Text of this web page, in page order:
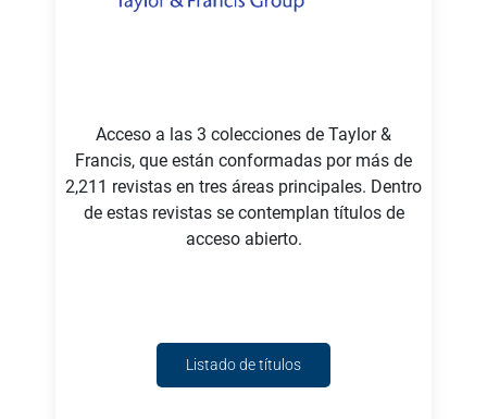
Acceso a las 3 colecciones de Taylor &
Francis, que están conformadas por más de
2,211 revistas en tres áreas principales. Dentro
de estas revistas se contemplan títulos de
acceso abierto.
Listado de títulos